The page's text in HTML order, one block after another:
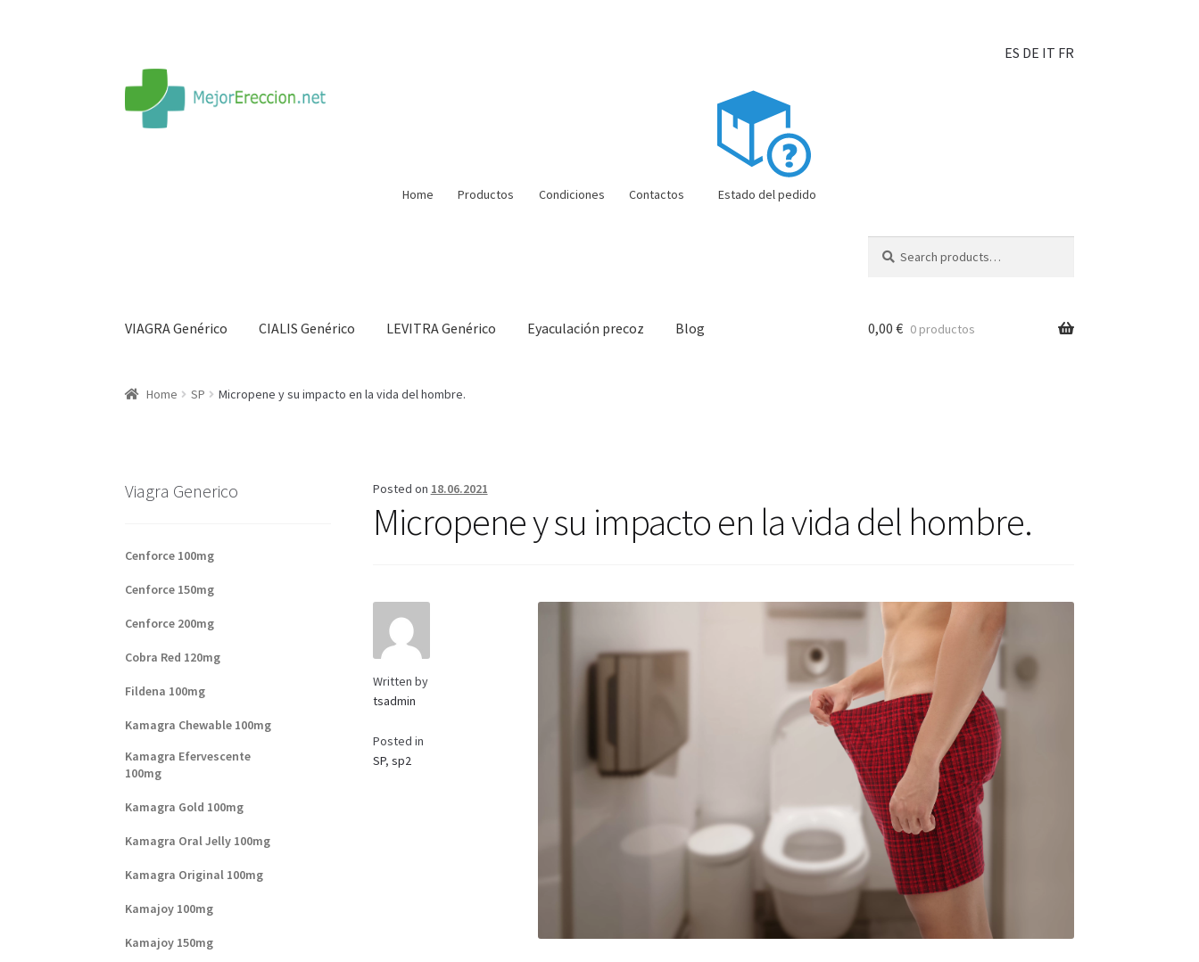
ES DE IT FR
Home Productos Condiciones Contactos Estado del pedido
VIAGRA Genérico CIALIS Genérico LEVITRA Genérico Eyaculación precoz Blog
Inicio Rueda de la fortuna Echar fiesta Solución barata
Impressum Mi cuenta Pago
0,00 € 0 productos
Home SP Micropene y su impacto en la vida del hombre.
Posted on 18.06.2021
Micropene y su impacto en la vida del hombre.
Written by
tsadmin
Posted in
SP, sp2
Viagra Generico
Cenforce 100mg
Cenforce 150mg
Cenforce 200mg
Cobra Red 120mg
Fildena 100mg
Kamagra Chewable 100mg
Kamagra Efervescente
100mg
Kamagra Gold 100mg
Kamagra Oral Jelly 100mg
Kamagra Original 100mg
Kamajoy 100mg
Kamajoy 150mg